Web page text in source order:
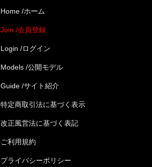
Home /ホーム
Join /会員登録
Login /ログイン
Models /公開モデル
Guide /サイト紹介
特定商取引法に基づく表示
改正風営法に基づく表記
ご利用規約
プライバシーポリシー